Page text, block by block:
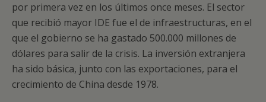
por primera vez en los últimos once meses. El sector
que recibió mayor IDE fue el de infraestructuras, en el
que el gobierno se ha gastado 500.000 millones de
dólares para salir de la crisis. La inversión extranjera
ha sido básica, junto con las exportaciones, para el
crecimiento de China desde 1978.